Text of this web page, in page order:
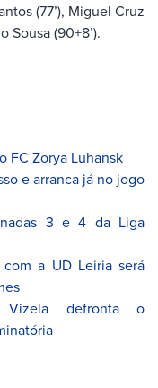
(77’), Miguel Cruz
Sousa (90+8’).
FC Zorya Luhansk
e arranca já no jogo
3 e 4 da Liga
a UD Leiria será
defronta o